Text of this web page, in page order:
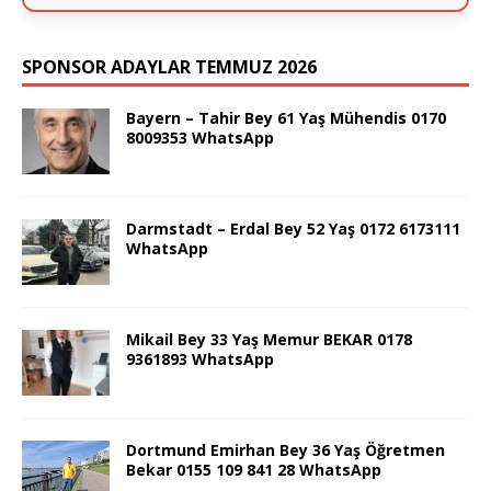
SPONSOR ADAYLAR TEMMUZ 2026
Bayern – Tahir Bey 61 Yaş Mühendis 0170
8009353 WhatsApp
Darmstadt – Erdal Bey 52 Yaş 0172 6173111
WhatsApp
Mikail Bey 33 Yaş Memur BEKAR 0178
9361893 WhatsApp
Dortmund Emirhan Bey 36 Yaş Öğretmen
Bekar 0155 109 841 28 WhatsApp